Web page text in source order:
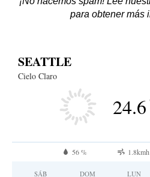
para obtener más
SEATTLE
Cielo Claro
24.6
56 % 1.8kmh
SÁB DOM LUN